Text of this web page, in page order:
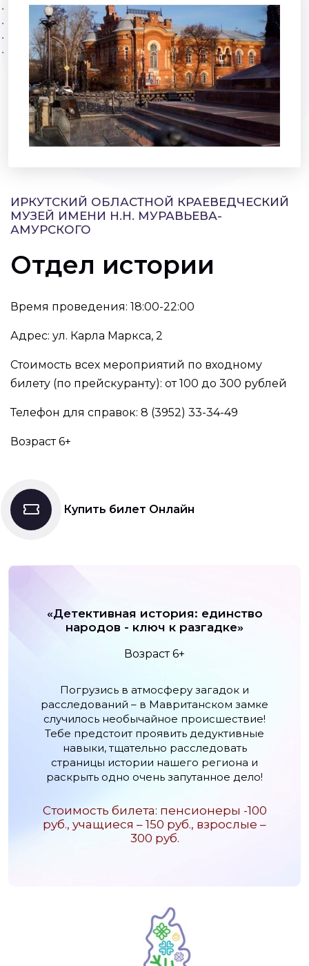
ИРКУТСКИЙ ОБЛАСТНОЙ КРАЕВЕДЧЕСКИЙ
МУЗЕЙ ИМЕНИ Н.Н. МУРАВЬЕВА-
АМУРСКОГО
Отдел истории
Время проведения: 18:00-22:00
Адрес: ул. Карла Маркса, 2
Стоимость всех мероприятий по входному
билету (по прейскуранту): от 100 до 300 рублей
Телефон для справок: 8 (3952) 33-34-49
Возраст 6+
Купить билет Онлайн
«Детективная история: единство
народов - ключ к разгадке»
Возраст 6+
Погрузись в атмосферу загадок и
расследований – в Мавританском замке
случилось необычайное происшествие!
Тебе предстоит проявить дедуктивные
навыки, тщательно расследовать
страницы истории нашего региона и
раскрыть одно очень запутанное дело!
Стоимость билета: пенсионеры -100
руб., учащиеся – 150 руб., взрослые –
300 руб.